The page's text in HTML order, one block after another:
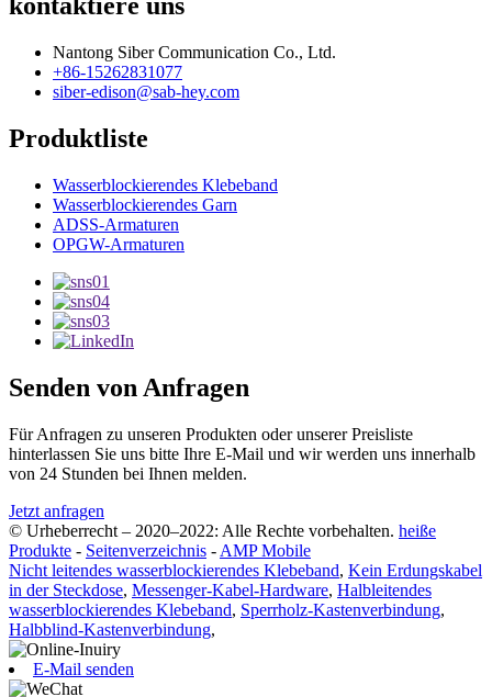
Nantong Siber Communication Co., Ltd.
+86-15262831077
siber-edison@sab-hey.com
Produktliste
Wasserblockierendes Klebeband
Wasserblockierendes Garn
ADSS-Armaturen
OPGW-Armaturen
Senden von Anfragen
Für Anfragen zu unseren Produkten oder unserer Preisliste
hinterlassen Sie uns bitte Ihre E-Mail und wir werden uns innerhalb
von 24 Stunden bei Ihnen melden.
Jetzt anfragen
© Urheberrecht – 2020–2022: Alle Rechte vorbehalten. heiße
Produkte - Seitenverzeichnis - AMP Mobile
Nicht leitendes wasserblockierendes Klebeband, Kein Erdungskabel
in der Steckdose, Messenger-Kabel-Hardware, Halbleitendes
wasserblockierendes Klebeband, Sperrholz-Kastenverbindung,
Halbblind-Kastenverbindung,
E-Mail senden